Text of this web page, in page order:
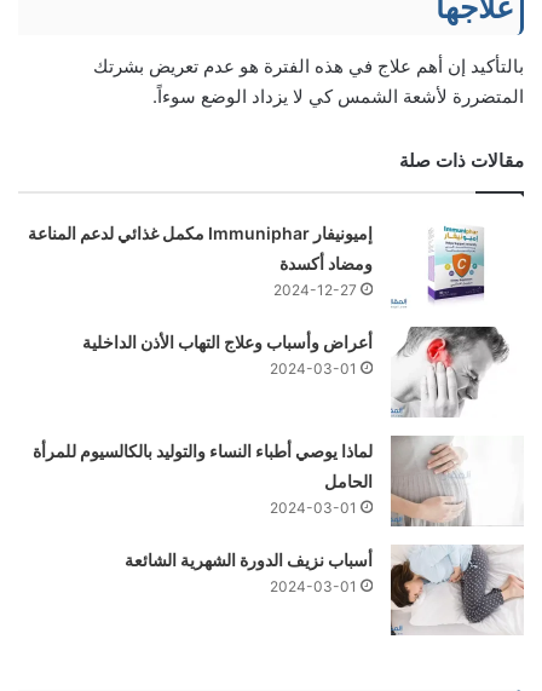
علاجها
بالتأكيد إن أهم علاج في هذه الفترة هو عدم تعريض بشرتك
المتضررة لأشعة الشمس كي لا يزداد الوضع سوءاً.
مقالات ذات صلة
إميونيفار Immuniphar مكمل غذائي لدعم المناعة
ومضاد أكسدة
2024-12-27
أعراض وأسباب وعلاج التهاب الأذن الداخلية
2024-03-01
لماذا يوصي أطباء النساء والتوليد بالكالسيوم للمرأة
الحامل
2024-03-01
أسباب نزيف الدورة الشهرية الشائعة
2024-03-01